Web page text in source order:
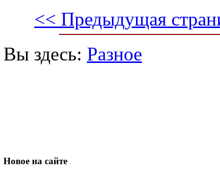
<< Предыдущая
Вы здесь: Разное
Новое на сайте